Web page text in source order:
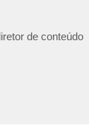
de conteúdo